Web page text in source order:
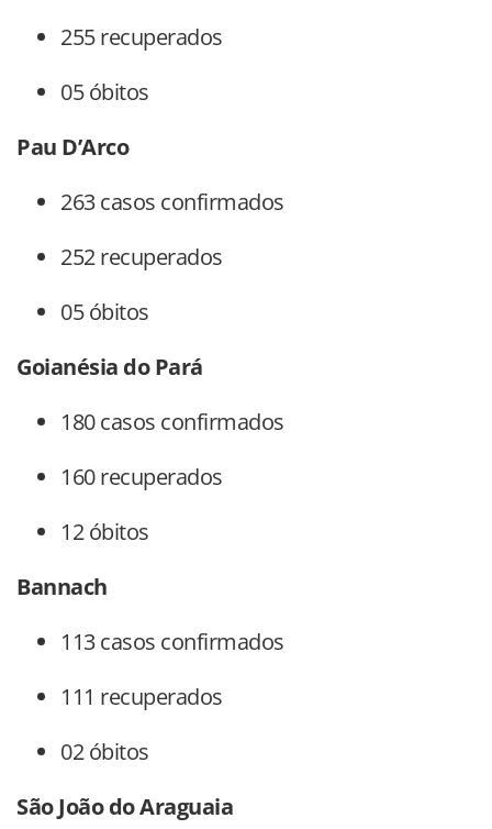
255 recuperados
05 óbitos
Pau D’Arco
263 casos confirmados
252 recuperados
05 óbitos
Goianésia do Pará
180 casos confirmados
160 recuperados
12 óbitos
Bannach
113 casos confirmados
111 recuperados
02 óbitos
São João do Araguaia